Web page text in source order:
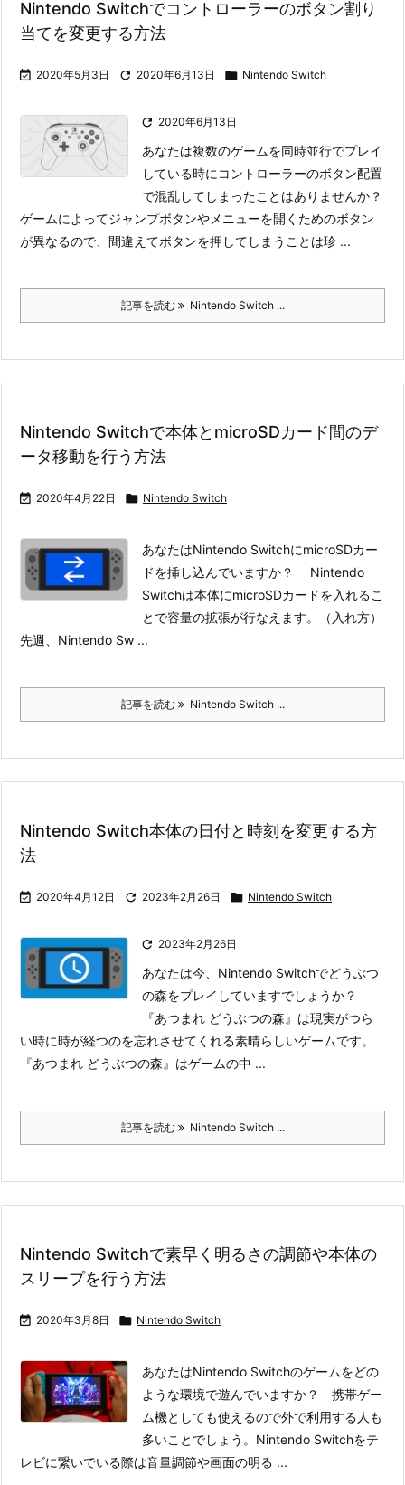
Nintendo Switchでコントローラーのボタン割り
当てを変更する方法
 2020年5月3日  2020年6月13日  Nintendo Switch
 2020年6月13日
あなたは複数のゲームを同時並行でプレイ
している時にコントローラーのボタン配置
で混乱してしまったことはありませんか？
ゲームによってジャンプボタンやメニューを開くためのボタン
が異なるので、間違えてボタンを押してしまうことは珍 ...
記事を読む Nintendo Switch ...
Nintendo Switchで本体とmicroSDカード間のデ
ータ移動を行う方法
 2020年4月22日  Nintendo Switch
あなたはNintendo SwitchにmicroSDカー
ドを挿し込んでいますか？ Nintendo
Switchは本体にmicroSDカードを入れるこ
とで容量の拡張が行なえます。（入れ方）
先週、Nintendo Sw ...
記事を読む Nintendo Switch ...
Nintendo Switch本体の日付と時刻を変更する方
法
 2020年4月12日  2023年2月26日  Nintendo Switch
 2023年2月26日
あなたは今、Nintendo Switchでどうぶつ
の森をプレイしていますでしょうか？
『あつまれ どうぶつの森』は現実がつら
い時に時が経つのを忘れさせてくれる素晴らしいゲームです。
『あつまれ どうぶつの森』はゲームの中 ...
記事を読む Nintendo Switch ...
Nintendo Switchで素早く明るさの調節や本体の
スリープを行う方法
 2020年3月8日  Nintendo Switch
あなたはNintendo Switchのゲームをどの
ような環境で遊んでいますか？ 携帯ゲー
ム機としても使えるので外で利用する人も
多いことでしょう。 Nintendo Switchをテ
レビに繋いでいる際は音量調節や画面の明る ...